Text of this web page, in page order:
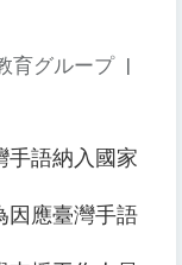
育グループ |
手語納入國家
因應臺灣手語